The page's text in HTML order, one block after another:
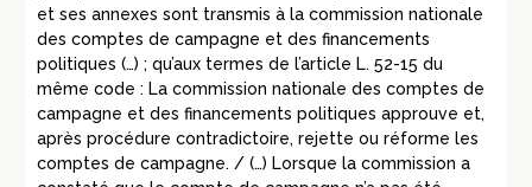
et ses annexes sont transmis à la commission nationale
des comptes de campagne et des financements
politiques (…) ; qu’aux termes de l’article L. 52-15 du
même code : La commission nationale des comptes de
campagne et des financements politiques approuve et,
après procédure contradictoire, rejette ou réforme les
comptes de campagne. / (…) Lorsque la commission a